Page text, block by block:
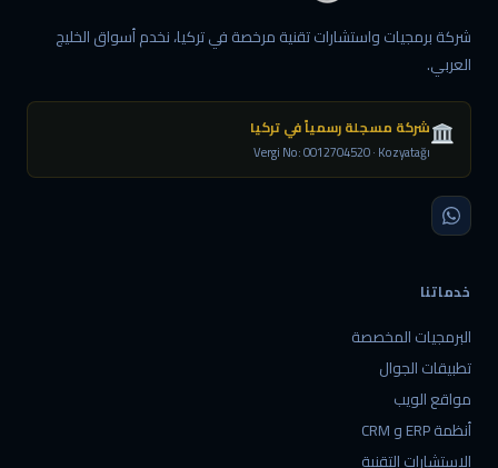
شركة برمجيات واستشارات تقنية مرخصة في تركيا، نخدم أسواق الخليج
العربي.
شركة مسجلة رسمياً في تركيا
Vergi No: 0012704520 · Kozyatağı
خدماتنا
البرمجيات المخصصة
تطبيقات الجوال
مواقع الويب
أنظمة ERP و CRM
الاستشارات التقنية